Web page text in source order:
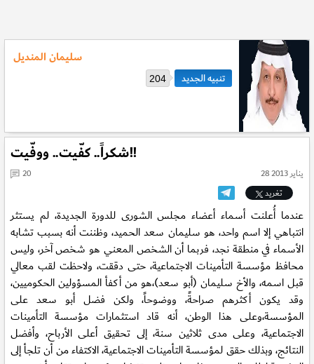
سليمان المنديل
204
شكراً.. كفّيت.. ووفّيت!!
28 يناير 2013
20
تغريد
عندما أُعلنت أسماء أعضاء مجلس الشورى للدورة الجديدة، لم يستثر
انتباهي إلا اسم واحد، هو سليمان سعد الحميد، وظننت أنه بسبب تشابه
الأسماء في منطقة نجد، فربما أن الشخص المعني هو شخص آخر، وليس
محافظ مؤسسة التأمينات الاجتماعية، حتى دققت، ولاحظت لقب معالي
قبل اسمه، والأخ سليمان (أبو سعد)،هو من أكفأ المسؤولين الحكوميين،
وقد يكون أكثرهم صراحةً، ووضوحاً، ولكن فضل أبو سعد على
المؤسسة،وعلى هذا الوطن، أنه قاد استثمارات مؤسسة التأمينات
الاجتماعية، وعلى مدى ثلاثين سنة، إلى تحقيق أعلى الأرباح، وأفضل
النتائج، وبذلك حقق لمؤسسة التأمينات الاجتماعية، الاكتفاء من أن تلجأ إلى